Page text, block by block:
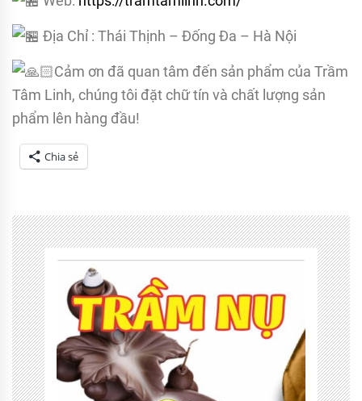
Địa Chỉ : Thái Thịnh – Đống Đa – Hà Nội
Cảm ơn đã quan tâm đến sản phẩm của Trầm
Tâm Linh, chúng tôi đặt chữ tín và chất lượng sản
phẩm lên hàng đầu!
Chia sẻ